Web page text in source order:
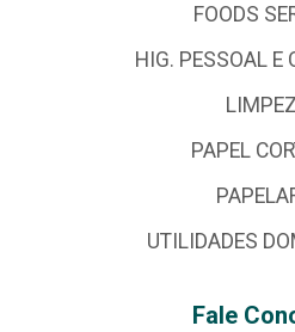
FOODS
HIG. PESSOAL E
PAPEL
UTILIDADES
Fale